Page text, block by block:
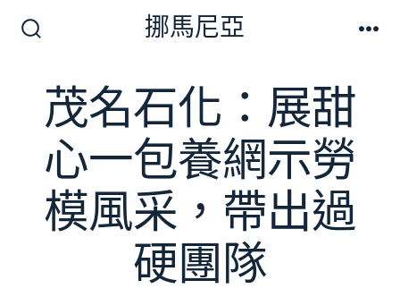
切
開
挪馬尼亞
茂名石化：展甜
心一包養網示勞
模風采，帶出過
硬團隊